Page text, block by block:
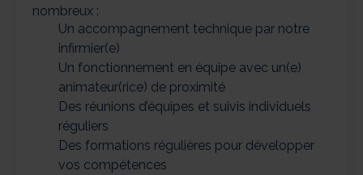
nombreux :
Un accompagnement technique par notre
infirmier(e)
Un fonctionnement en équipe avec un(e)
animateur(rice) de proximité
Des réunions d’équipes et suivis individuels
réguliers
Des formations régulières pour développer
vos compétences